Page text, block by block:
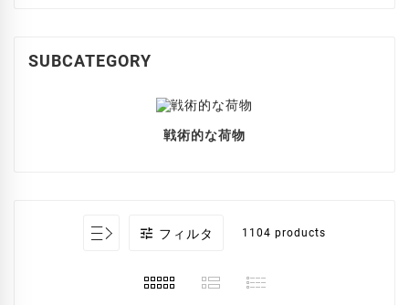
SUBCATEGORY
戦術的な荷物
 フィルタ 1104 products